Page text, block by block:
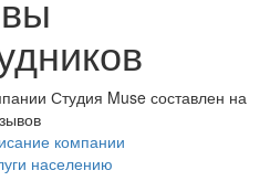
Студия Muse составлен на
компании
населению